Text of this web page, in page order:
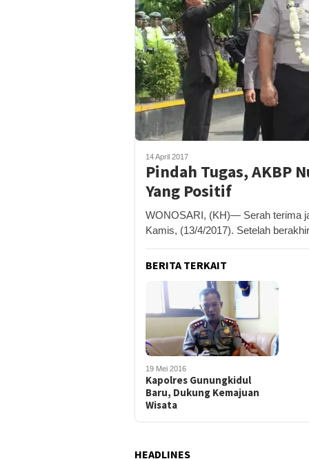
14 April 2017
Pindah Tugas, AKBP
Yang Positif
WONOSARI, (KH)— Serah terima
Kamis, (13/4/2017). Setelah
BERITA TERKAIT
19 Mei 2016
Kapolres Gunungkidul
Baru, Dukung Kemajuan
Wisata
HEADLINES